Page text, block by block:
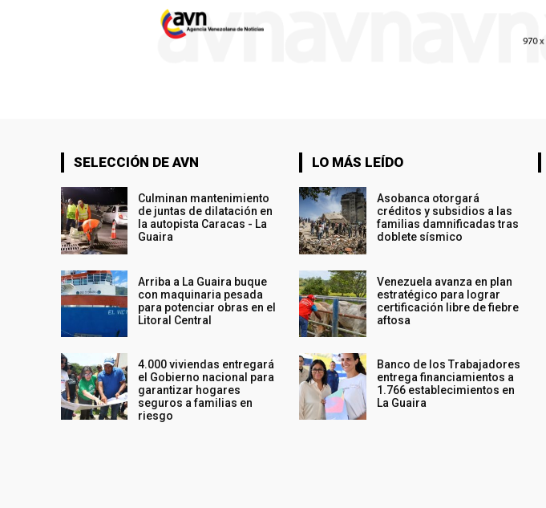
SELECCIÓN DE AVN
Culminan mantenimiento
de juntas de dilatación en
la autopista Caracas - La
Guaira
Arriba a La Guaira buque
con maquinaria pesada
para potenciar obras en el
Litoral Central
4.000 viviendas entregará
el Gobierno nacional para
garantizar hogares
seguros a familias en
riesgo
LO MÁS LEÍDO
Asobanca otorgará
créditos y subsidios a las
familias damnificadas tras
doblete sísmico
Venezuela avanza en plan
estratégico para lograr
certificación libre de fiebre
aftosa
Banco de los Trabajadores
entrega financiamientos a
1.766 establecimientos en
La Guaira